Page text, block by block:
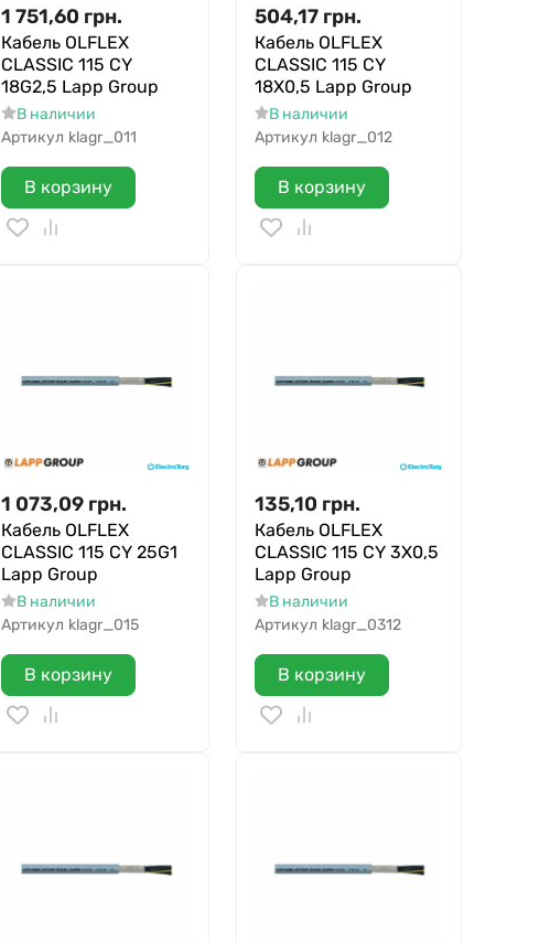
1 751,60 грн.
Кабель OLFLEX
CLASSIC 115 CY
18G2,5 Lapp Group
В наличии
Артикул klagr_011
В корзину
504,17 грн.
Кабель OLFLEX
CLASSIC 115 CY
18X0,5 Lapp Group
В наличии
Артикул klagr_012
В корзину
1 073,09 грн.
Кабель OLFLEX
CLASSIC 115 CY 25G1
Lapp Group
В наличии
Артикул klagr_015
В корзину
135,10 грн.
Кабель OLFLEX
CLASSIC 115 CY 3X0,5
Lapp Group
В наличии
Артикул klagr_0312
В корзину